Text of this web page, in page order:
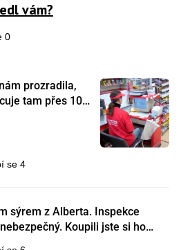
vám?
0
prozradila,
tam přes 10
sýrem z Alberta. Inspekce
Koupili jste si ho